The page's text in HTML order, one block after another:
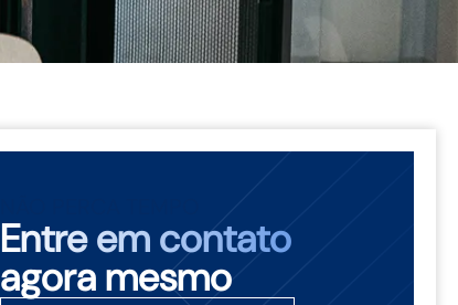
Entre em contato
agora mesmo